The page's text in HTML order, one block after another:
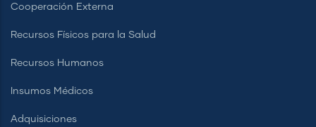
Cooperación Externa
Recursos Físicos para la Salud
Recursos Humanos
Insumos Médicos
Adquisiciones